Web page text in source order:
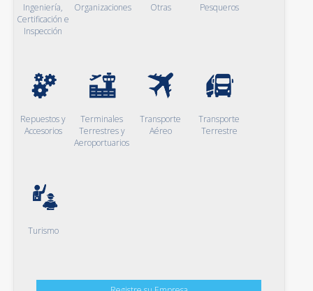
Ingeniería,
Certificación e
Inspección
Organizaciones Otras Pesqueros
Repuestos y
Accesorios
Terminales
Terrestres y
Aeroportuarios
Transporte
Aéreo
Transporte
Terrestre
Turismo